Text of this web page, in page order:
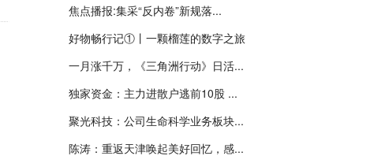
焦点播报:集采“反内卷”新规落...
好物畅行记①丨一颗榴莲的数字之旅
一月涨千万，《三角洲行动》日活...
独家资金：主力进散户逃前10股 ...
聚光科技：公司生命科学业务板块...
陈涛：重返天津唤起美好回忆，感...